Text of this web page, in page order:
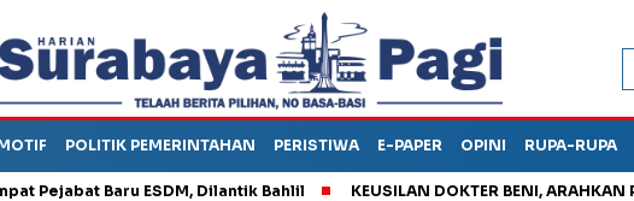
POLITIK PEMERINTAHAN PERISTIWA E-PAPER OPINI RUPA-RUPA
Baru ESDM, Dilantik Bahlil KEUSILAN DOKTER BENI, ARAHKAN